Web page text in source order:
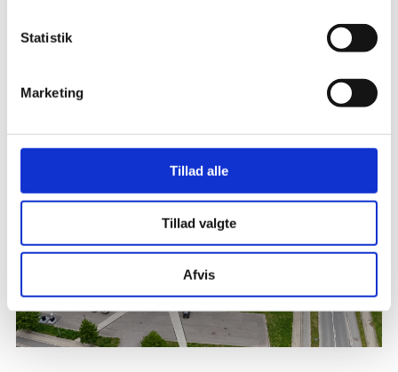
Statistik
Marketing
Tillad alle
Tillad valgte
Afvis
Beredskab: Hvem har ansvaret for nødforsyning i
plejeboliger?